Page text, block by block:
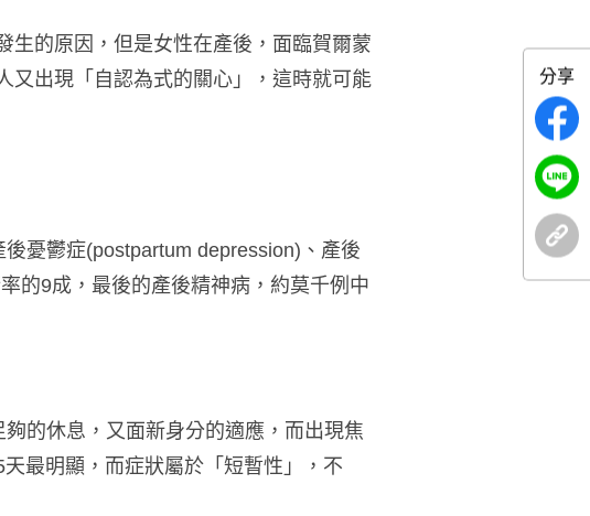
生的原因，但是女性在產後，面臨賀爾蒙
又出現「自認為式的關心」，這時就可能
後憂鬱症(postpartum depression) 、產後
的9成，最後的產後精神病，約莫千例中
的休息，又面新身分的適應，而出現焦
天最明顯，而症狀屬於「短暫性」，不
分享